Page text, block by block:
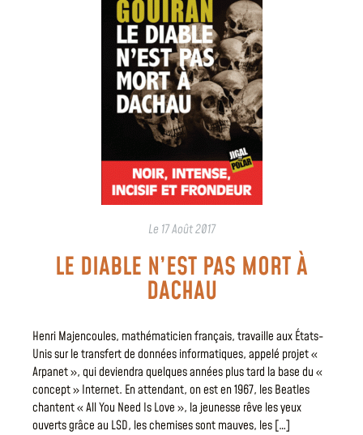
Le 17 Août 2017
LE DIABLE N’EST PAS MORT À
DACHAU
Henri Majencoules, mathématicien français, travaille aux États-
Unis sur le transfert de données informatiques, appelé projet «
Arpanet », qui deviendra quelques années plus tard la base du «
concept » Internet. En attendant, on est en 1967, les Beatles
chantent « All You Need Is Love », la jeunesse rêve les yeux
ouverts grâce au LSD, les chemises sont mauves, les […]